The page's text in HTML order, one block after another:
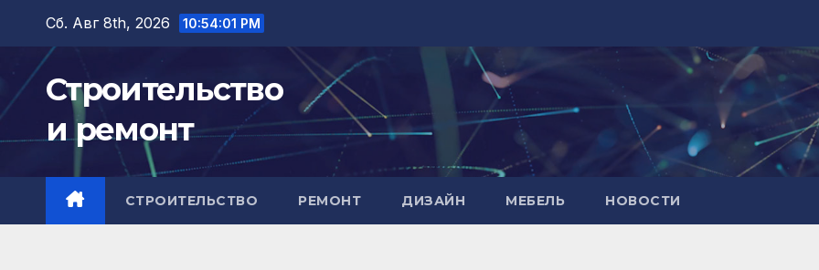
Перейти
содержимому
Сб. Авг 8th, 2026 10:54:02 PM
Строительство
и ремонт
СТРОИТЕЛЬСТВО РЕМОНТ ДИЗАЙН МЕБЕЛЬ НОВОСТИ